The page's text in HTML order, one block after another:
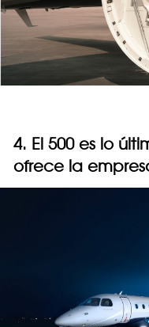
4. El 500 es lo
ofrece la